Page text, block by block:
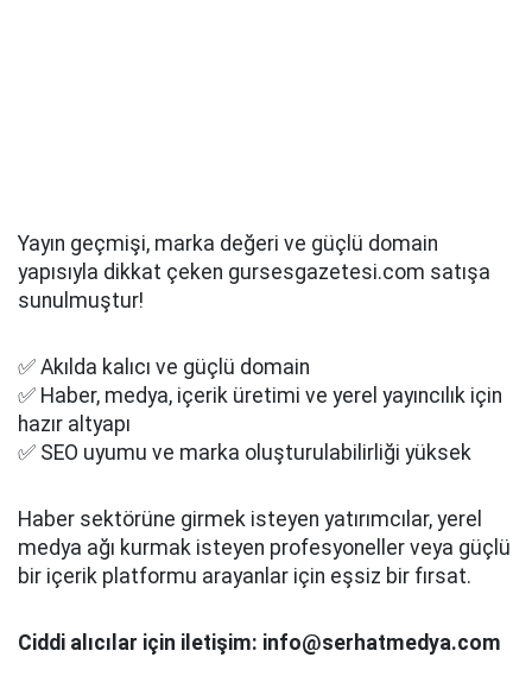
Yayın geçmişi, marka değeri ve güçlü domain
yapısıyla dikkat çeken gursesgazetesi.com satışa
sunulmuştur!
✅ Akılda kalıcı ve güçlü domain
✅ Haber, medya, içerik üretimi ve yerel yayıncılık için
hazır altyapı
✅ SEO uyumu ve marka oluşturulabilirliği yüksek
Haber sektörüne girmek isteyen yatırımcılar, yerel
medya ağı kurmak isteyen profesyoneller veya güçlü
bir içerik platformu arayanlar için eşsiz bir fırsat.
Ciddi alıcılar için iletişim: info@serhatmedya.com